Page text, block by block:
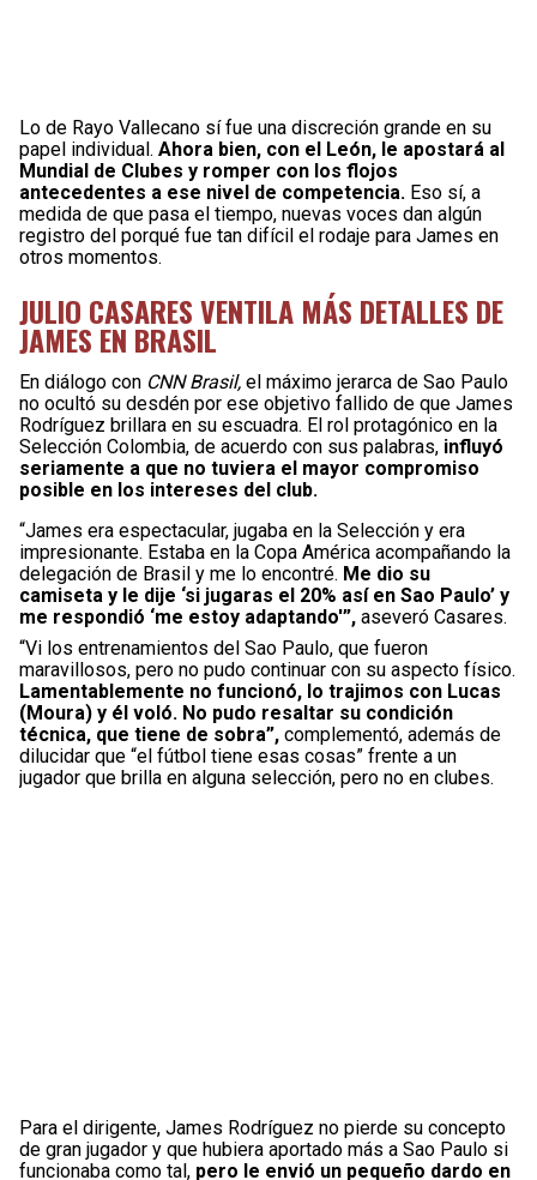
Lo de Rayo Vallecano sí fue una discreción grande en su
papel individual. Ahora bien, con el León, le apostará al
Mundial de Clubes y romper con los flojos
antecedentes a ese nivel de competencia. Eso sí, a
medida de que pasa el tiempo, nuevas voces dan algún
registro del porqué fue tan difícil el rodaje para James en
otros momentos.
JULIO CASARES VENTILA MÁS DETALLES DE
JAMES EN BRASIL
En diálogo con CNN Brasil, el máximo jerarca de Sao Paulo
no ocultó su desdén por ese objetivo fallido de que James
Rodríguez brillara en su escuadra. El rol protagónico en la
Selección Colombia, de acuerdo con sus palabras, influyó
seriamente a que no tuviera el mayor compromiso
posible en los intereses del club.
“James era espectacular, jugaba en la Selección y era
impresionante. Estaba en la Copa América acompañando la
delegación de Brasil y me lo encontré. Me dio su
camiseta y le dije ‘si jugaras el 20% así en Sao Paulo’ y
me respondió ‘me estoy adaptando'”, aseveró Casares.
“Vi los entrenamientos del Sao Paulo, que fueron
maravillosos, pero no pudo continuar con su aspecto físico.
Lamentablemente no funcionó, lo trajimos con Lucas
(Moura) y él voló. No pudo resaltar su condición
técnica, que tiene de sobra”, complementó, además de
dilucidar que “el fútbol tiene esas cosas” frente a un
jugador que brilla en alguna selección, pero no en clubes.
Para el dirigente, James Rodríguez no pierde su concepto
de gran jugador y que hubiera aportado más a Sao Paulo si
funcionaba como tal, pero le envió un pequeño dardo en